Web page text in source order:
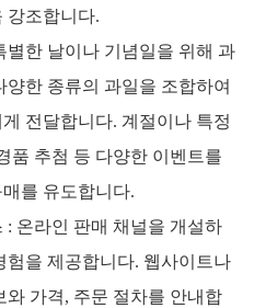
강조합니다.
별한 날이나 기념일을 위해 과
한 종류의 과일을 조합하여
전달합니다. 계절이나 특정
품 추첨 등 다양한 이벤트를
를 유도합니다.
: 온라인 판매 채널을 개설하
험을 제공합니다. 웹사이트나
와 가격, 주문 절차를 안내합